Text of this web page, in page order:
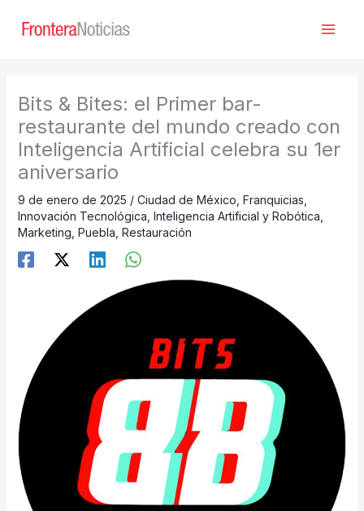
Bits & Bites: el Primer bar-
restaurante del mundo creado con
Inteligencia Artificial celebra su 1er
aniversario
9 de enero de 2025 / Ciudad de México Franquicias
Innovación Tecnológica Inteligencia Artificial y Robótica
Marketing Puebla Restauración